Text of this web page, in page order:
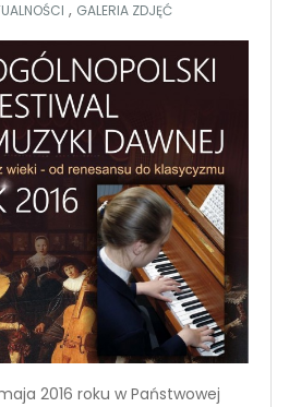
, GALERIA ZDJĘĆ
2016 roku w Państwowej